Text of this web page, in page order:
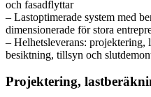
och fasadflyttar
– Lastoptimerade system med
dimensionerade för stora
– Helhetsleverans: projektering,
besiktning, tillsyn och
Projektering,